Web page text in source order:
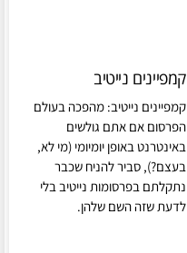
קמפיינים נייטיב
קמפיינים נייטיב: מהפכה בעולם
הפרסום אם אתם גולשים
באינטרנט באופן יומיומי (מי לא,
בעצם?), סביר להניח שכבר
נתקלתם בפרסומות נייטיב בלי
לדעת שזה השם שלהן.